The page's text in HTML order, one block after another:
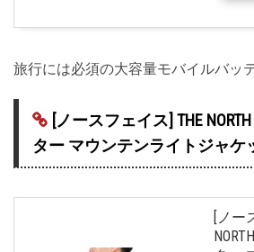
旅行には必須の大容量モバイルバッ
[ノースフェイス] THE
ター マウンテンライトジャケ
[ノー